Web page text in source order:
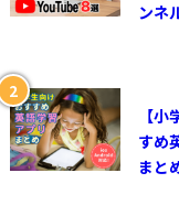
ンネ
【
すめ
まと